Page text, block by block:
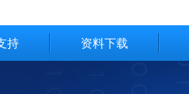
持 资料下载